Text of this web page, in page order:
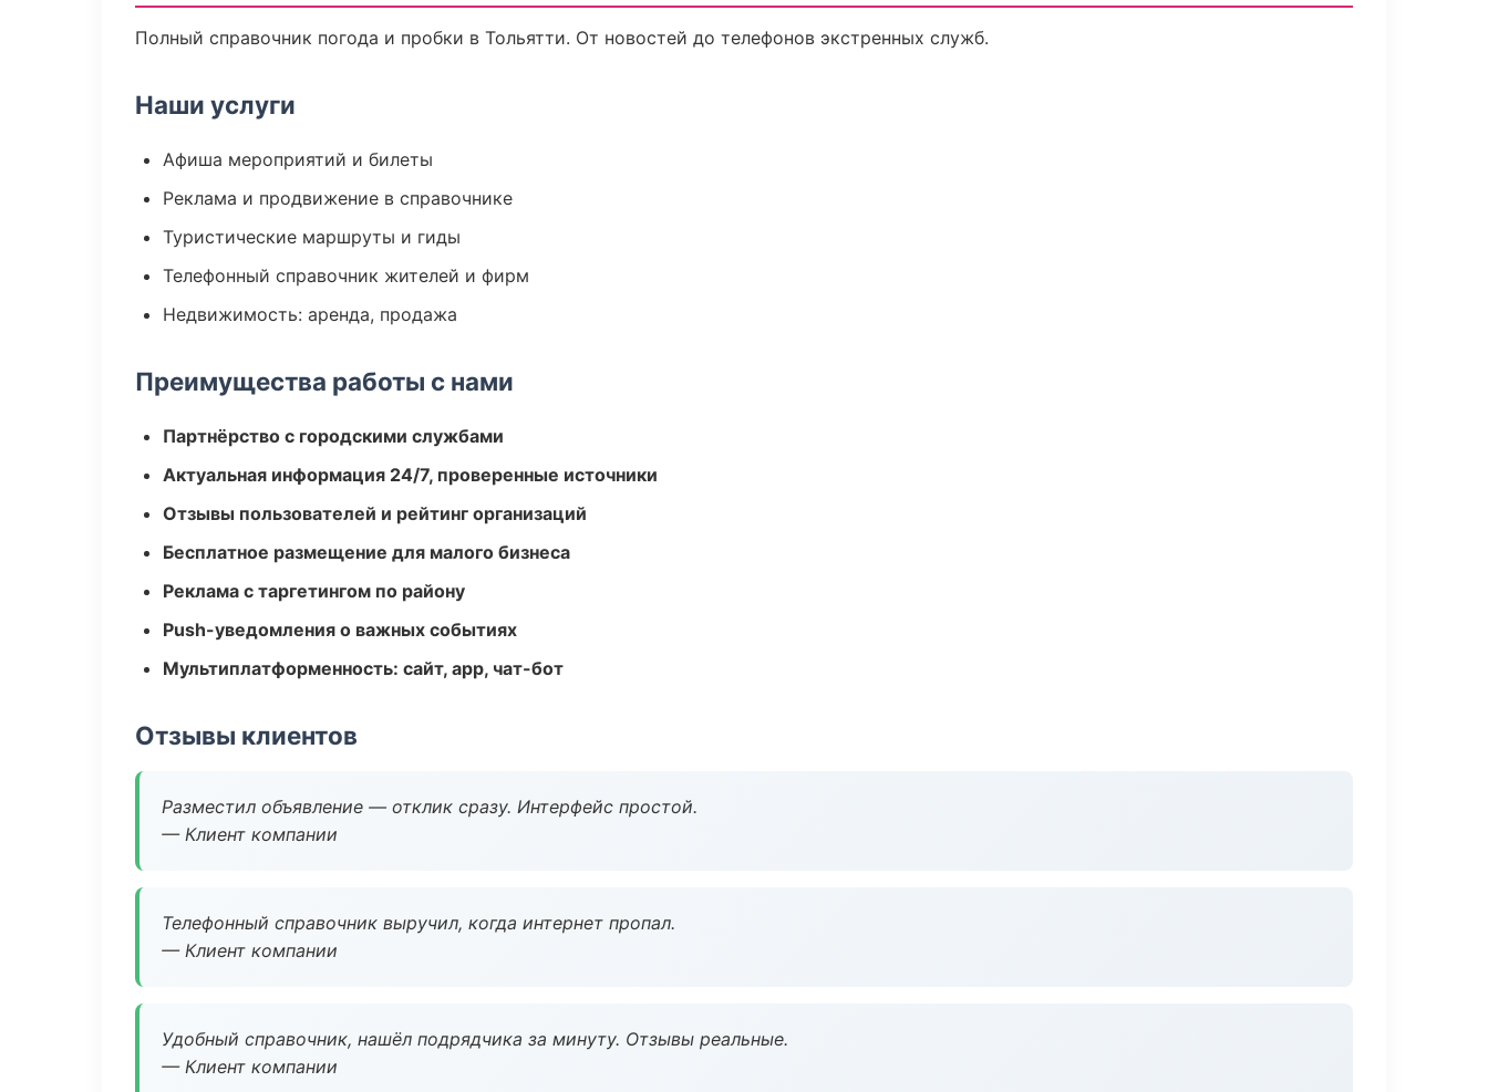
Полный справочник погода и пробки в Тольятти. От новостей до телефонов экстренных служб.
Наши услуги
Афиша мероприятий и билеты
Реклама и продвижение в справочнике
Туристические маршруты и гиды
Телефонный справочник жителей и фирм
Недвижимость: аренда, продажа
Преимущества работы с нами
Партнёрство с городскими службами
Актуальная информация 24/7, проверенные источники
Отзывы пользователей и рейтинг организаций
Бесплатное размещение для малого бизнеса
Реклама с таргетингом по району
Push-уведомления о важных событиях
Мультиплатформенность: сайт, app, чат-бот
Отзывы клиентов
Разместил объявление — отклик сразу. Интерфейс простой.
— Клиент компании
Телефонный справочник выручил, когда интернет пропал.
— Клиент компании
Удобный справочник, нашёл подрядчика за минуту. Отзывы реальные.
— Клиент компании